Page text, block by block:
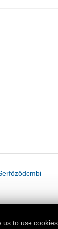
to use cookies.